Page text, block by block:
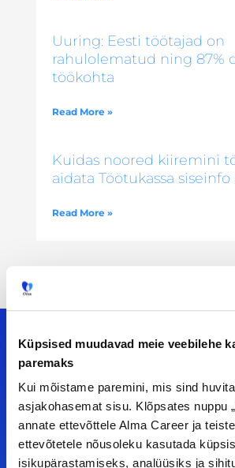
Küpsised muudavad meie veebilehe
paremaks
Kui mõistame paremini, mis sind
asjakohasemat sisu. Klõpsates nuppu
annate ettevõttele Alma Career ja
ettevõtetele nõusoleku kasutada
isikupärastamiseks, analüüsiks ja
Uuring: Eesti töötajad on
rahulolematud ning 87%
töökohta
Read More »
Kuidas noored kiiremini
aidata Töötukassa siseinfo
Read More »
Meiega leiad!
Tööelublogi.ee lehelt leiad kõik
kursis tööturu uudistega.
ettepanekuid erinevate teemade